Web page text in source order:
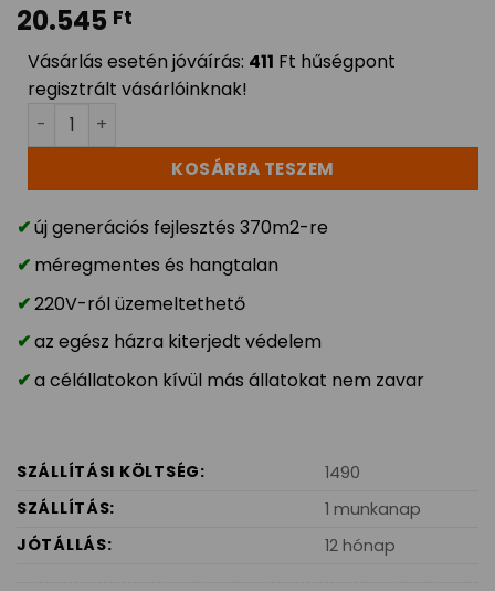
20.545 Ft
Vásárlás esetén jóváírás: 411 Ft hűségpont
regisztrált vásárlóinknak!
Elektromágneses Beltéri riasztókészülék 370m2
KOSÁRBA TESZEM
új generációs fejlesztés 370m2-re
méregmentes és hangtalan
220V-ról üzemeltethető
az egész házra kiterjedt védelem
a célállatokon kívül más állatokat nem zavar
SZÁLLÍTÁSI KÖLTSÉG:
1490
SZÁLLÍTÁS:
1 munkanap
JÓTÁLLÁS:
12 hónap